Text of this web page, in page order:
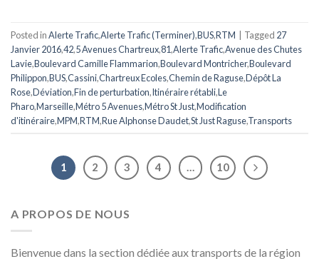
Posted inAlerte Trafic,Alerte Trafic (Terminer),BUS,RTM | Tagged 27
Janvier 2016,42,5 Avenues Chartreux,81,Alerte Trafic,Avenue des Chutes
Lavie,Boulevard Camille Flammarion,Boulevard Montricher,Boulevard
Philippon,BUS,Cassini,Chartreux Ecoles,Chemin de Raguse,Dépôt La
Rose,Déviation,Fin de perturbation,Itinéraire rétabli,Le
Pharo,Marseille,Métro 5 Avenues,Métro St Just,Modification
d'itinéraire,MPM,RTM,Rue Alphonse Daudet,St Just Raguse,Transports
1 2 3 4 … 10
A PROPOS DE NOUS
Bienvenue dans la section dédiée aux transports de la région